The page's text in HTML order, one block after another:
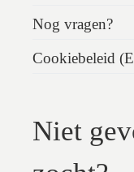
Nog vragen?
Cookiebeleid
Niet